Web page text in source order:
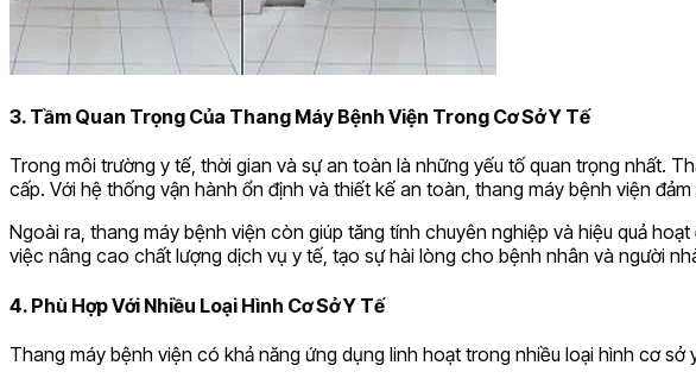
3. Tầm Quan Trọng Của Thang Máy Bệnh Viện Trong Cơ Sở Y Tế
Trong môi trường y tế, thời gian và sự an toàn là những yếu tố quan trọng nhất.
cấp. Với hệ thống vận hành ổn định và thiết kế an toàn, thang máy bệnh viện
Ngoài ra, thang máy bệnh viện còn giúp tăng tính chuyên nghiệp và hiệu quả
việc nâng cao chất lượng dịch vụ y tế, tạo sự hài lòng cho bệnh nhân và người
4. Phù Hợp Với Nhiều Loại Hình Cơ Sở Y Tế
Thang máy bệnh viện có khả năng ứng dụng linh hoạt trong nhiều loại hình cơ sở